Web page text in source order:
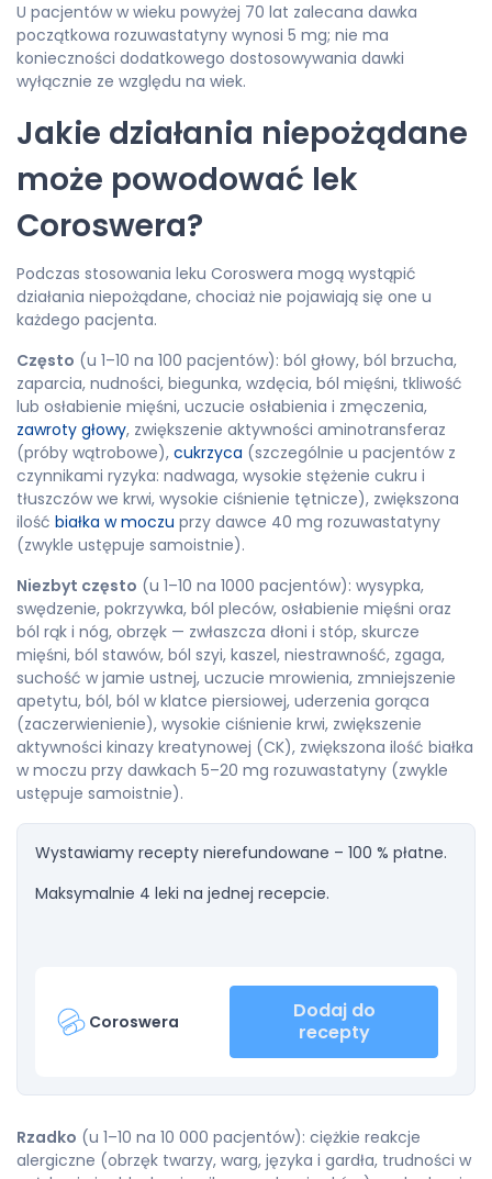
U pacjentów w wieku powyżej 70 lat zalecana dawka
początkowa rozuwastatyny wynosi 5 mg; nie ma
konieczności dodatkowego dostosowywania dawki
wyłącznie ze względu na wiek.
Jakie działania niepożądane
może powodować lek
Coroswera?
Podczas stosowania leku Coroswera mogą wystąpić
działania niepożądane, chociaż nie pojawiają się one u
każdego pacjenta.
Często (u 1–10 na 100 pacjentów): ból głowy, ból brzucha,
zaparcia, nudności, biegunka, wzdęcia, ból mięśni, tkliwość
lub osłabienie mięśni, uczucie osłabienia i zmęczenia,
zawroty głowy, zwiększenie aktywności aminotransferaz
(próby wątrobowe), cukrzyca (szczególnie u pacjentów z
czynnikami ryzyka: nadwaga, wysokie stężenie cukru i
tłuszczów we krwi, wysokie ciśnienie tętnicze), zwiększona
ilość białka w moczu przy dawce 40 mg rozuwastatyny
(zwykle ustępuje samoistnie).
Niezbyt często (u 1–10 na 1000 pacjentów): wysypka,
swędzenie, pokrzywka, ból pleców, osłabienie mięśni oraz
ból rąk i nóg, obrzęk — zwłaszcza dłoni i stóp, skurcze
mięśni, ból stawów, ból szyi, kaszel, niestrawność, zgaga,
suchość w jamie ustnej, uczucie mrowienia, zmniejszenie
apetytu, ból, ból w klatce piersiowej, uderzenia gorąca
(zaczerwienienie), wysokie ciśnienie krwi, zwiększenie
aktywności kinazy kreatynowej (CK), zwiększona ilość białka
w moczu przy dawkach 5–20 mg rozuwastatyny (zwykle
ustępuje samoistnie).
Wystawiamy recepty nierefundowane – 100 % płatne.
Maksymalnie 4 leki na jednej recepcie.
Coroswera
Dodaj do
recepty
Rzadko (u 1–10 na 10 000 pacjentów): ciężkie reakcje
alergiczne (obrzęk twarzy, warg, języka i gardła, trudności w